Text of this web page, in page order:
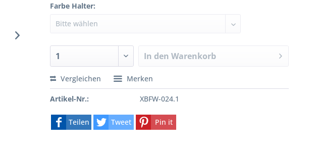
Farbe Halter:
In den Warenkorb
Vergleichen Merken
Artikel-Nr.: XBFW-024.1
Teilen Tweet Pin it